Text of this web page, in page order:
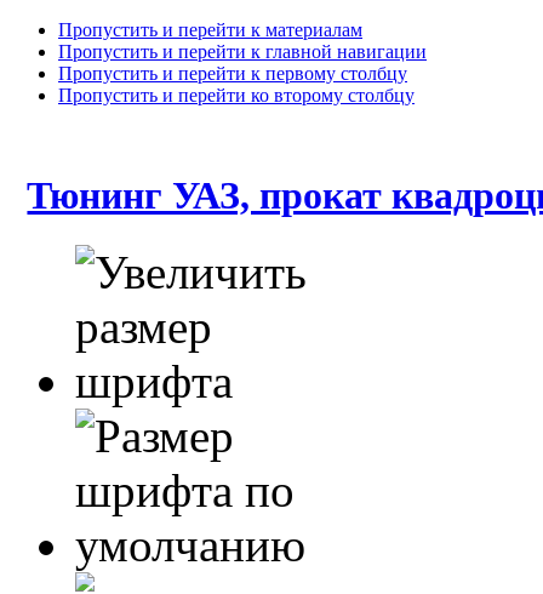
Пропустить и перейти к материалам
Пропустить и перейти к главной навигации
Пропустить и перейти к первому столбцу
Пропустить и перейти ко второму столбцу
Тюнинг УАЗ, прокат